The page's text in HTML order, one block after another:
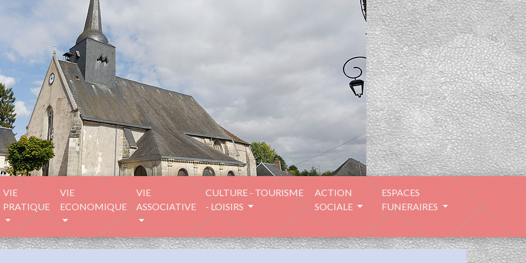
VIE
PRATIQUE
VIE
ECONOMIQUE
VIE
ASSOCIATIVE
CULTURE - TOURISME
- LOISIRS
ACTION
SOCIALE
ESPACES
FUNERAIRES